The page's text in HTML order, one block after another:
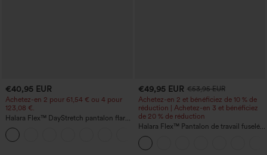
€40,95 EUR
Achetez-en 2 pour 61,54 € ou 4 pour
123,08 €.
Halara Flex™ DayStretch pantalon flare
de travail, taille mi-haute, poche latérale
zippée
€49,95 EUR €53,95 EUR
Achetez-en 2 et bénéficiez de 10 % de
réduction | Achetez-en 3 et bénéficiez
de 20 % de réduction
Halara Flex™ Pantalon de travail fuselé,
uni, taille haute, avec poches